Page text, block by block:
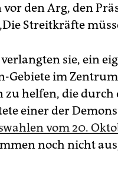
vor den Arg, den
Streitkräfte
sie, ein
Gebiete im
zu helfen, die
einer der
vom 20.
noch nicht